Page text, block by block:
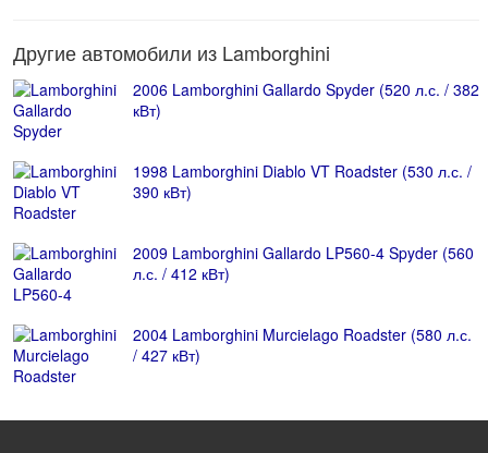
Другие автомобили из Lamborghini
2006 Lamborghini Gallardo Spyder (520 л.с. / 382
кВт)
1998 Lamborghini Diablo VT Roadster (530 л.с. /
390 кВт)
2009 Lamborghini Gallardo LP560-4 Spyder (560
л.с. / 412 кВт)
2004 Lamborghini Murcielago Roadster (580 л.с.
/ 427 кВт)